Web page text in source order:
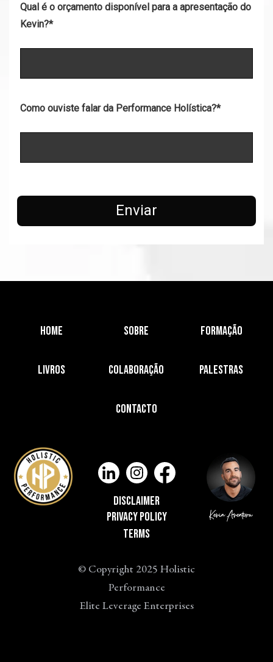
Qual é o orçamento disponível para a apresentação do
Kevin?*
Como ouviste falar da Performance Holística?*
Enviar
Home Sobre Formação
Livros Colaboração Palestras
Contacto
Disclaimer
privacy Policy
Terms
© Copyright 2025 Holistic
Performance
Elite Leverage Enterprises
Kevin Aventura